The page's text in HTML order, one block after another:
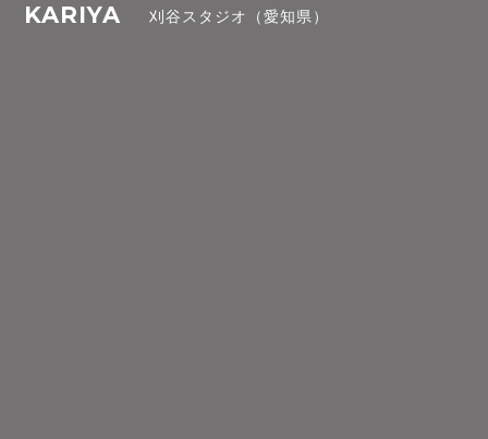
KARIYA 刈谷スタジオ（愛知県）